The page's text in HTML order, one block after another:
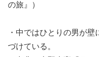
の旅』）
・中ではひとりの男が壁
づけている。